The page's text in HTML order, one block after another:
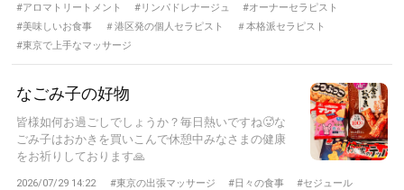
#アロマトリートメント
#リンパドレナージュ
#オーナーセラピスト
#美味しいお食事
＃港区発の個人セラピスト
＃本格派セラピスト
#東京で上手なマッサージ
なごみ子の好物
皆様如何お過ごしでしょうか？毎日熱いですね🥵な
ごみ子はおかきを買いこんで休憩中みなさまの健康
をお祈りしております🙏
2026/07/29 14:22 #東京の出張マッサージ #日々の食事
#セジュール